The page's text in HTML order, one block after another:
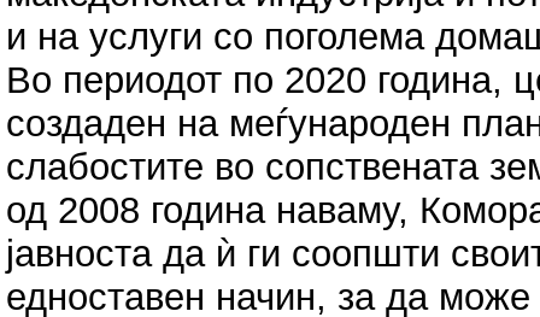
и на услуги со поголема
Во периодот по 2020 година,
создаден на меѓународен
слабостите во сопствената
од 2008 година наваму,
јавноста да ѝ ги соопшти
едноставен начин, за да